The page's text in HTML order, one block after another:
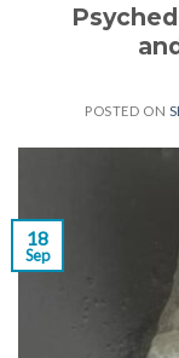
POSTED ON
18
Sep